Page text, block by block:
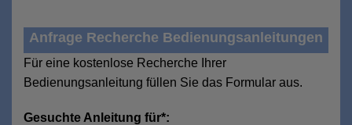
Anfrage Recherche Bedienungsanleitungen
Für eine kostenlose Recherche Ihrer
Bedienungsanleitung füllen Sie das Formular aus.
Gesuchte Anleitung für*: